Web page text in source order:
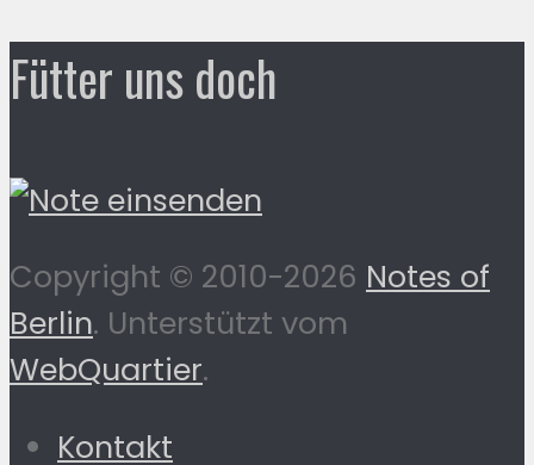
Fütter uns doch
Copyright © 2010-2026 Notes of
Berlin. Unterstützt vom
WebQuartier.
Kontakt